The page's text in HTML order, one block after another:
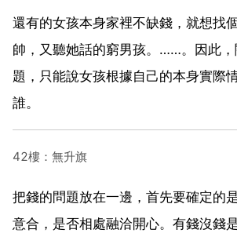
還有的女孩本身家裡不缺錢，就想找
帥，又聽她話的窮男孩。……。因此，
題，只能說女孩根據自己的本身實際
誰。
42樓：無升旗
把錢的問題放在一邊，首先要確定的
意合，是否相處融洽開心。有錢沒錢